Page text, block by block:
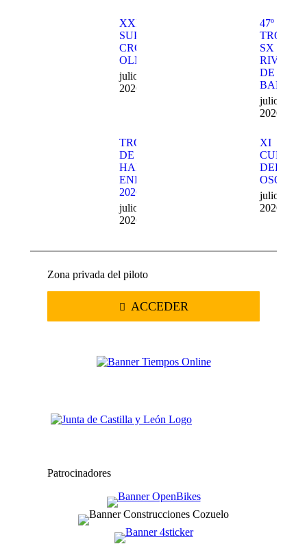
XXII
SUPER
CROSS
OLMEDO
julio 27,
2026
47º
TROFEO
SX
RIVILLA
DE
julio 27,
2026
TROFEO
DE
HARD
ENDURO
2026
julio 22,
2026
XI
CUEVA
DEL
OSO
julio 20,
2026
Zona privada del piloto
ACCEDER
Patrocinadores